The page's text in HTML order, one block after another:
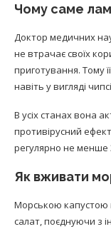
Чому саме
Доктор медичних
не втрачає своїх
приготування. Тому
навіть у вигляді
В усіх станах вона
противірусний
регулярно не менше
Як вживати
Морською капустою
салат, поєднуючи з